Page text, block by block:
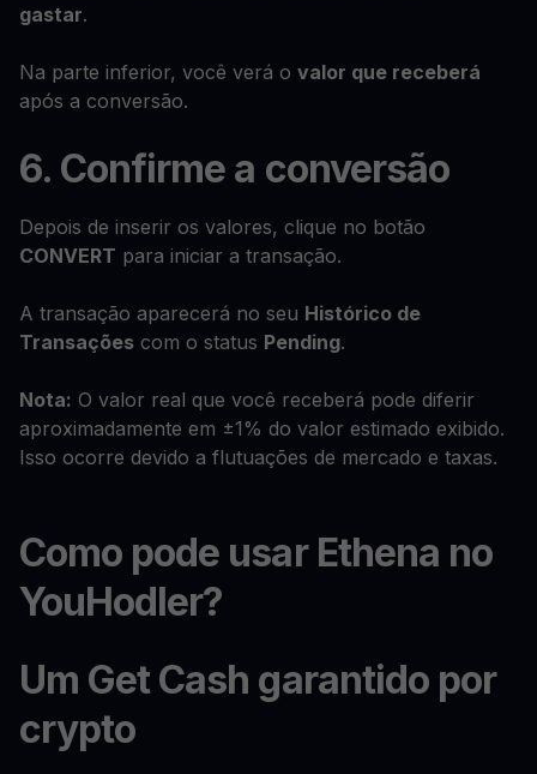
gastar.
Na parte inferior, você verá o valor que receberá
após a conversão.
6. Confirme a conversão
Depois de inserir os valores, clique no botão
CONVERT para iniciar a transação.
A transação aparecerá no seu Histórico de
Transações com o status Pending.
Nota: O valor real que você receberá pode diferir
aproximadamente em ±1% do valor estimado exibido.
Isso ocorre devido a flutuações de mercado e taxas.
Como pode usar Ethena no
YouHodler?
Um Get Cash garantido por
crypto